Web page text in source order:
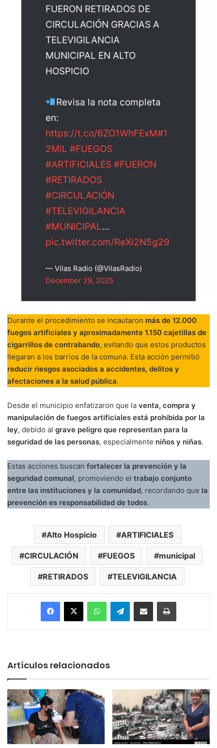
FUERON RETIRADOS DE
CIRCULACIÓN GRACIAS A
TELEVIGILANCIA
MUNICIPAL EN ALTO
HOSPICIO
Revisa la nota completa
en:
https://t.co/6ZO1WhFExM#1
2MIL #FUEGOS
#ARTIFICIALES #FUERON
#RETIRADOS
#CIRCULACIÓN
#TELEVIGILANCIA
#MUNICIPAL…
pic.twitter.com/ReXi2N5g29
— Vilas Radio (@VilasRadio)
December 29, 2025
Durante el procedimiento se incautaron más de 12.000
fuegos artificiales y aproximadamente 1.150 cajetillas de
cigarrillos de contrabando, evitando que estos productos
llegaran a los barrios de la comuna. Esta acción permitió
reducir riesgos asociados a accidentes, delitos y
afectaciones a la salud pública.
Desde el municipio enfatizaron que la venta, compra y
manipulación de fuegos artificiales está prohibida por la
ley, debido al grave peligro que representan para la
seguridad de las personas, especialmente niños y niñas.
Estas acciones buscan fortalecer la prevención y la
seguridad comunal, promoviendo el trabajo conjunto
entre las instituciones y la comunidad, recordando que la
prevención es responsabilidad de todos.
Alto Hospicio ARTIFICIALES
CIRCULACIÓN FUEGOS municipal
RETIRADOS TELEVIGILANCIA
Facebook
X WhatsAppTelegramEnviar vía email Imprimir
Artículos relacionados